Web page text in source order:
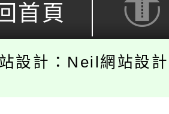
首頁
設計：Neil網站設